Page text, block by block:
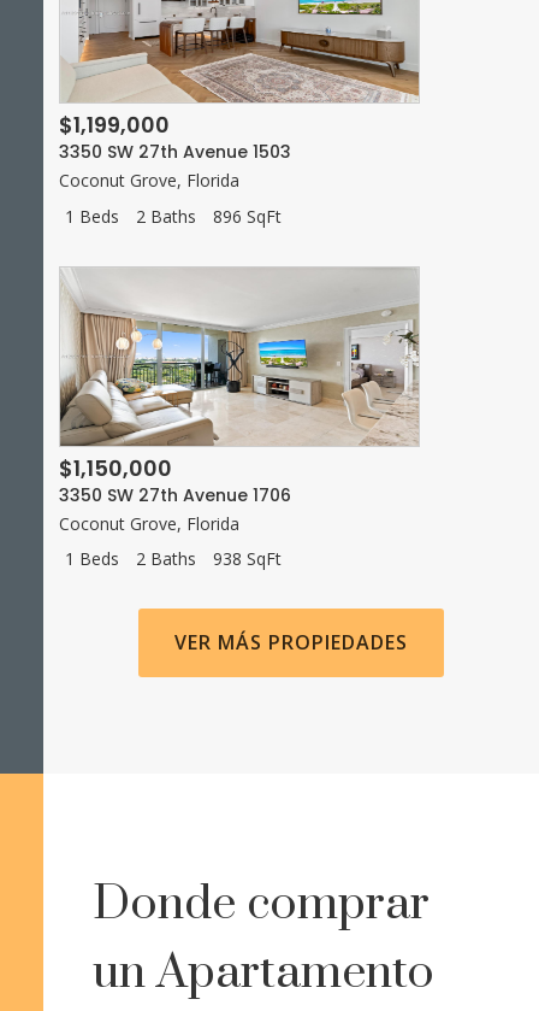
$1,199,000
3350 SW 27th Avenue 1503
Coconut Grove, Florida
1 Beds
2 Baths 896 SqFt
$1,150,000
3350 SW 27th Avenue 1706
Coconut Grove, Florida
1 Beds
2 Baths 938 SqFt
VER MÁS PROPIEDADES
Donde comprar
un Apartamento